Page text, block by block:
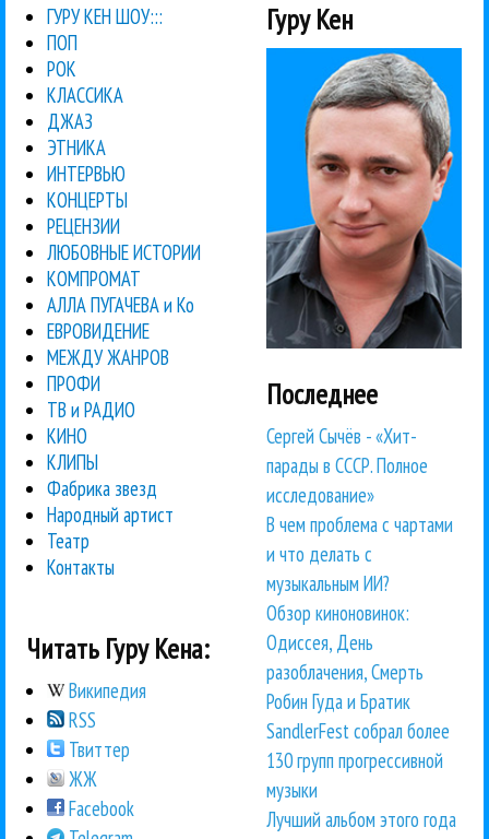
ГУРУ КЕН ШОУ:::
ПОП
РОК
КЛАССИКА
ДЖАЗ
ЭТНИКА
ИНТЕРВЬЮ
КОНЦЕРТЫ
РЕЦЕНЗИИ
ЛЮБОВНЫЕ ИСТОРИИ
КОМПРОМАТ
АЛЛА ПУГАЧЕВА и Ко
ЕВРОВИДЕНИЕ
МЕЖДУ ЖАНРОВ
ПРОФИ
ТВ и РАДИО
КИНО
КЛИПЫ
Фабрика звезд
Народный артист
Театр
Контакты
Читать Гуру Кена:
Википедия
RSS
Твиттер
ЖЖ
Facebook
Гуру Кен
Последнее
Сергей Сычёв - «Хит-
парады в СССР. Полное
исследование»
В чем проблема с чартами
и что делать с
музыкальным ИИ?
Обзор киноновинок:
Одиссея, День
разоблачения, Смерть
Робин Гуда и Братик
SandlerFest собрал более
130 групп прогрессивной
музыки
Лучший альбом этого года